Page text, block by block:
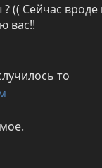
(( Сейчас вроде
вас!!
то